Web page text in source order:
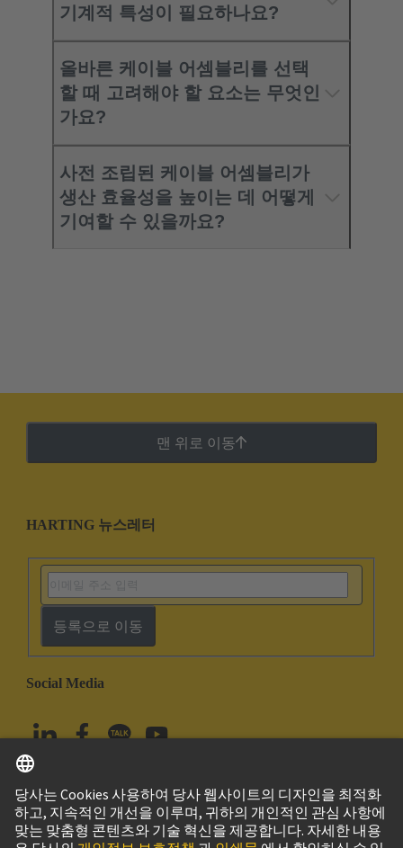
기계적 특성이 필요하나요?
올바른 케이블 어셈블리를 선택
할 때 고려해야 할 요소는 무엇인
가요?
사전 조립된 케이블 어셈블리가
생산 효율성을 높이는 데 어떻게
기여할 수 있을까요?
맨 위로 이동
HARTING 뉴스레터
등록으로 이동
Social Media
대한민국 한국어